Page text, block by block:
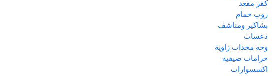
كفر مقعد
روب حمام
بشاكير ومناشف
دعسات
وجه مخدات زاوية
حرامات صيفية
اكسسوارات